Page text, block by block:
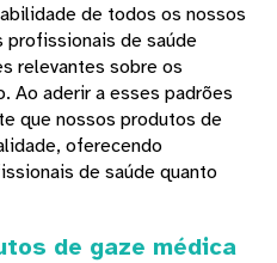
de todos os nossos
profissionais de saúde
relevantes sobre os
Ao aderir a esses padrões
que nossos produtos de
oferecendo
de saúde quanto
de gaze médica